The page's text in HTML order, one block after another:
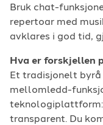
Bruk chat-
repertoar med
avklares i god tid,
Hva er forskjellen
Et tradisjonelt
mellomledd-
teknologiplattform:
transparent. Du